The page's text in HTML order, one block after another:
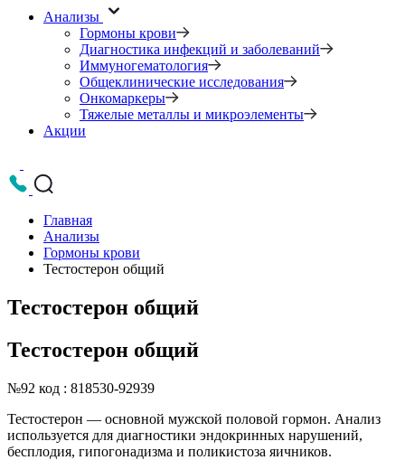
Анализы
Гормоны крови
Диагностика инфекций и заболеваний
Иммуногематология
Общеклинические исследования
Онкомаркеры
Тяжелые металлы и микроэлементы
Акции
Главная
Анализы
Гормоны крови
Тестостерон общий
Тестостерон общий
Тестостерон общий
№92 код : 818530-92939
Тестостерон — основной мужской половой гормон. Анализ
используется для диагностики эндокринных нарушений,
бесплодия, гипогонадизма и поликистоза яичников.